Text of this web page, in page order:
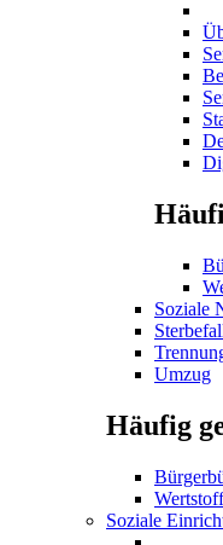
Soziale
Umzug
Häufig
Soziale